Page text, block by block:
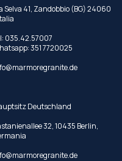
Selva 41, Zandobbio (BG) 24060
035.42.57007
351 7720025
Deutschland
32, 10435 Berlin,